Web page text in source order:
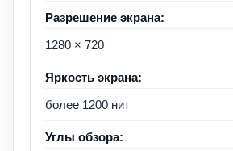
Разрешение экрана:
1280 × 720
Яркость экрана:
более 1200 нит
Углы обзора: